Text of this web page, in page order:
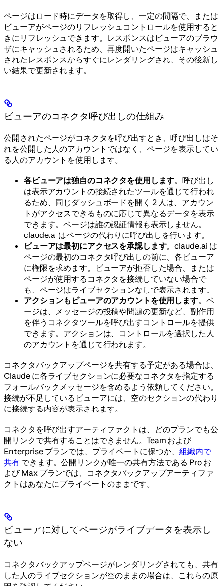
ページはロード時にデータを取得し、一定の間隔で、または
ビューアがページのリフレッシュコントロールを使用すると
きにリフレッシュできます。レスポンスはビューアのブラウ
ザにキャッシュされるため、再度開いたページはキャッシュ
されたレスポンスからすぐにレンダリングされ、その後新し
い結果で更新されます。
ビューアのコネクタ呼び出しの仕組み
公開されたページがコネクタを呼び出すとき、呼び出しはそ
れを公開した人のアカウントではなく、ページを表示してい
る人のアカウントを使用します。
各ビューアは独自のコネクタを使用します。呼び出し
は表示アカウントの接続されたツールを通じて行われ
るため、同じダッシュボードを開く 2 人は、アカウン
トがアクセスできるものに応じて異なるデータを表示
できます。ページは誰の認証情報も表示しません。
claude.ai はページの代わりに呼び出しを行います。
ビューアは最初にアクセスを承認します。claude.ai は
ページの最初のコネクタ呼び出しの前に、各ビューア
に権限を求めます。ビューアが拒否した場合、または
ページが使用するコネクタを接続していない場合で
も、ページはライブセクションなしで表示されます。
アクションもビューアのアカウントを使用します。ペ
ージは、メッセージの投稿や問題の更新など、副作用
を伴うコネクタツールを呼び出すコントロールを提供
できます。アクションは、コントロールを選択した人
のアカウントを通じて行われます。
コネクタバックアップページを共有する予定がある場合は、
Claude に各ライブセクションに必要なコネクタを指定する
フォールバックメッセージを含めるよう依頼してください。
接続が不足しているビューアには、空のセクションの代わり
に接続する内容が表示されます。
コネクタを呼び出すアーティファクトは、どのプランでも公
開リンクで共有することはできません。Team および
Enterprise プランでは、プライベートに保つか、 組織内で
共有 できます。公開リンクが唯一の共有方法である Pro お
よび Max プランでは、コネクタバックアップアーティファ
クトはあなたにプライベートのままです。
ビューアに対してページがライブデータを表示し
ない
コネクタバックアップページがレンダリングされても、共有
した人のライブセクションが空のままの場合は、これらの原